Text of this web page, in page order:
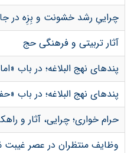
چراییِ رشد خشونت و بِزِه در
آثار تربیتی و فرهنگی حج
پندهای نهج البلاغه؛ در باب
پندهای نهج البلاغه؛ در باب
حرام خواری؛ چرایی، آثار و
وظایف منتظران در عصر